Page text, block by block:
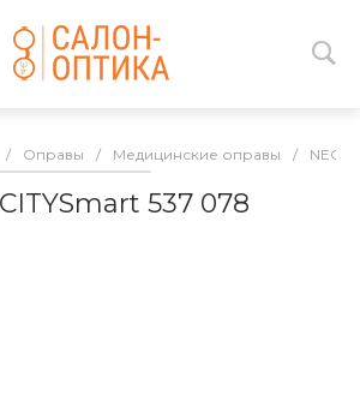
/ Оправы / Медицинские оправы /
537 078